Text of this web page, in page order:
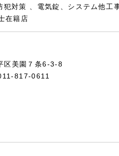
対策 、電気錠、システム他工
在籍店
美園７条6-3-8
817-0611